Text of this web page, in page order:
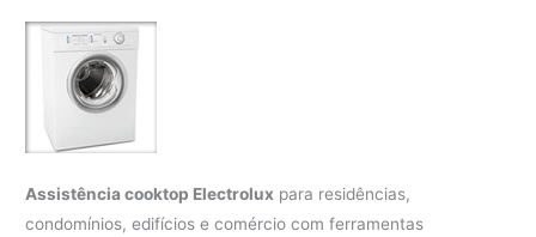
Assistência cooktop Electrolux para residências,
condomínios, edifícios e comércio com ferramentas